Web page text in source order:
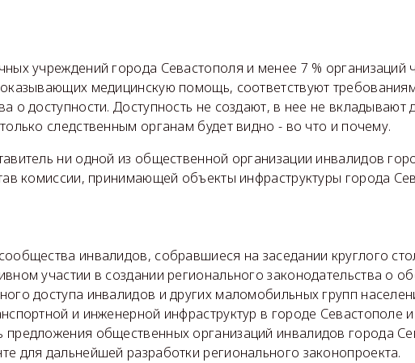
учреждений города Севастополя и менее 7 % организаций
медицинскую помощь, соответствуют
о доступности. Доступность не создают, в нее не вкладывают
следственным органам будет видно - во что и почему.
ни одной из общественной организации инвалидов
комиссии, принимающей объекты инфраструктуры города
инвалидов, собравшиеся на заседании круглого
участии в создании регионального законодательства о
доступа инвалидов и других маломобильных групп
и инженерной инфраструктур в городе Севастополе
предложения общественных организаций инвалидов города
для дальнейшей разработки регионального законопроекта.